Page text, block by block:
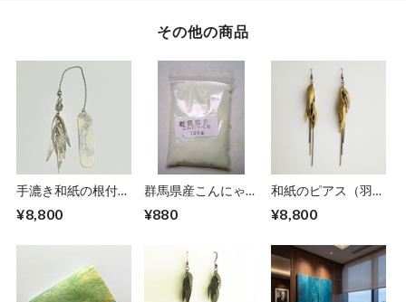
その他の商品
手漉き和紙の根付
¥8,800
群馬県産こんにゃく
０ｇ）
¥880
和紙のピアス（羽）
¥8,800